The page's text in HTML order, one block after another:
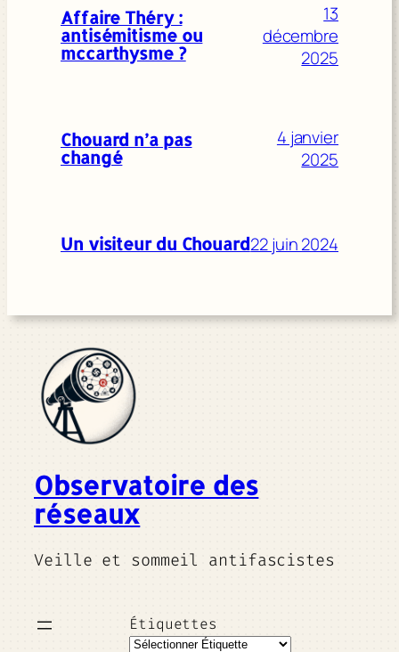
Affaire Théry :
antisémitisme ou
mccarthysme ?
13
décembre
2025
Chouard n’a pas
changé
4 janvier
2025
Un visiteur du Chouard22 juin 2024
Observatoire des
réseaux
Veille et sommeil antifascistes
Étiquettes